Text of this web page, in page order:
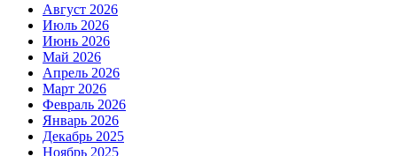
Август 2026
Июль 2026
Июнь 2026
Май 2026
Апрель 2026
Март 2026
Февраль 2026
Январь 2026
Декабрь 2025
Ноябрь 2025